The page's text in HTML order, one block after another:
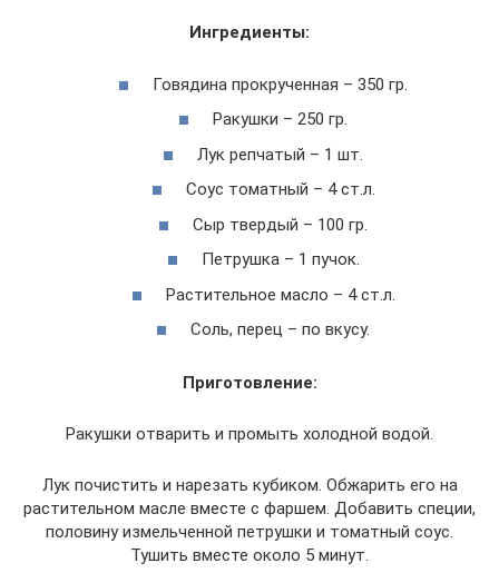
Ингредиенты:
Говядина прокрученная – 350 гр.
Ракушки – 250 гр.
Лук репчатый – 1 шт.
Соус томатный – 4 ст.л.
Сыр твердый – 100 гр.
Петрушка – 1 пучок.
Растительное масло – 4 ст.л.
Соль, перец – по вкусу.
Приготовление:
Ракушки отварить и промыть холодной водой.
Лук почистить и нарезать кубиком. Обжарить его на
растительном масле вместе с фаршем. Добавить специи,
половину измельченной петрушки и томатный соус.
Тушить вместе около 5 минут.